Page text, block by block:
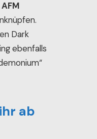
AFM
Dark
ebenfalls
ab